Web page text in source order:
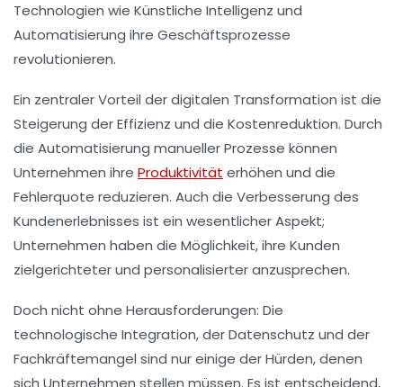
Technologien wie Künstliche Intelligenz und
Automatisierung ihre Geschäftsprozesse
revolutionieren.
Ein zentraler Vorteil der digitalen Transformation ist die
Steigerung der Effizienz und die Kostenreduktion. Durch
die Automatisierung manueller Prozesse können
Unternehmen ihre Produktivität erhöhen und die
Fehlerquote reduzieren. Auch die Verbesserung des
Kundenerlebnisses ist ein wesentlicher Aspekt;
Unternehmen haben die Möglichkeit, ihre Kunden
zielgerichteter und personalisierter anzusprechen.
Doch nicht ohne Herausforderungen: Die
technologische Integration, derDatenschutz und der
Fachkräftemangel sind nur einige der Hürden, denen
sich Unternehmen stellen müssen. Es ist entscheidend,